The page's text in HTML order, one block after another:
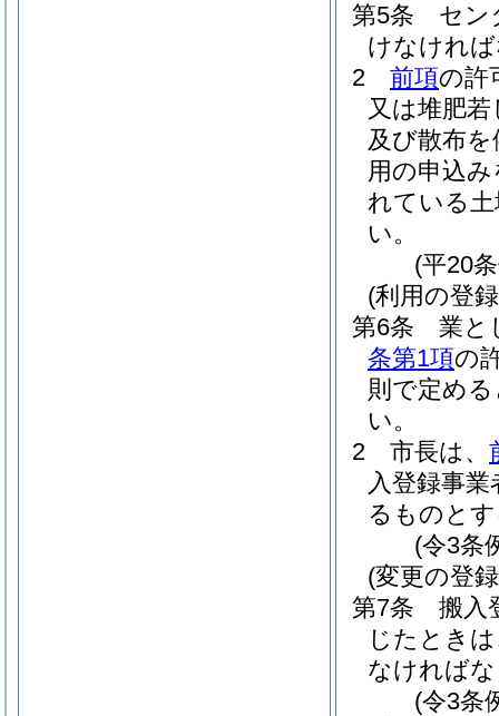
第5条
セン
けなけれ
2
前項の許
又は堆肥
及び散布
用の申込
れている
い。
(平20
(利用の登
第6条
業と
条第1項の
則で定め
い。
2
市長は、
入登録事
るものと
(令3条
(変更の登
第7条
搬入
じたとき
なければ
(令3条